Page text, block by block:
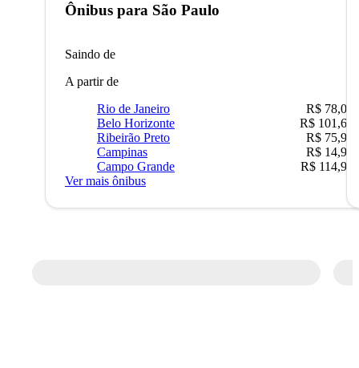
Ônibus para São Paulo
Saindo de
A partir de
Rio de Janeiro
R$ 78,02
Belo Horizonte
R$ 101,67
Ribeirão Preto
R$ 75,90
Campinas
R$ 14,90
Campo Grande
R$ 114,90
Ver mais ônibus